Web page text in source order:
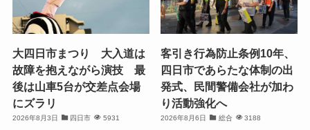
大四日市まつり 大入道は
故障を抱えながら演技 最
後は山車5台が交差点会場
にズラリ
2026年8月3日 四日市 5931
客引き行為防止条例10年、
四日市であらたな体制の出
発式、民間警備会社が加わ
り活動強化へ
2026年8月6日 総合 3188